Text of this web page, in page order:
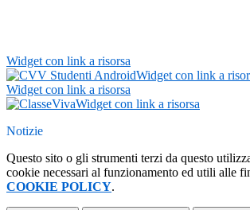
Widget con link a risorsa
Widget con link a
Widget con link a risorsa
Widget con link a risorsa
Notizie
Questo sito o gli strumenti terzi da questo
cookie necessari al funzionamento ed utili alle
COOKIE POLICY.